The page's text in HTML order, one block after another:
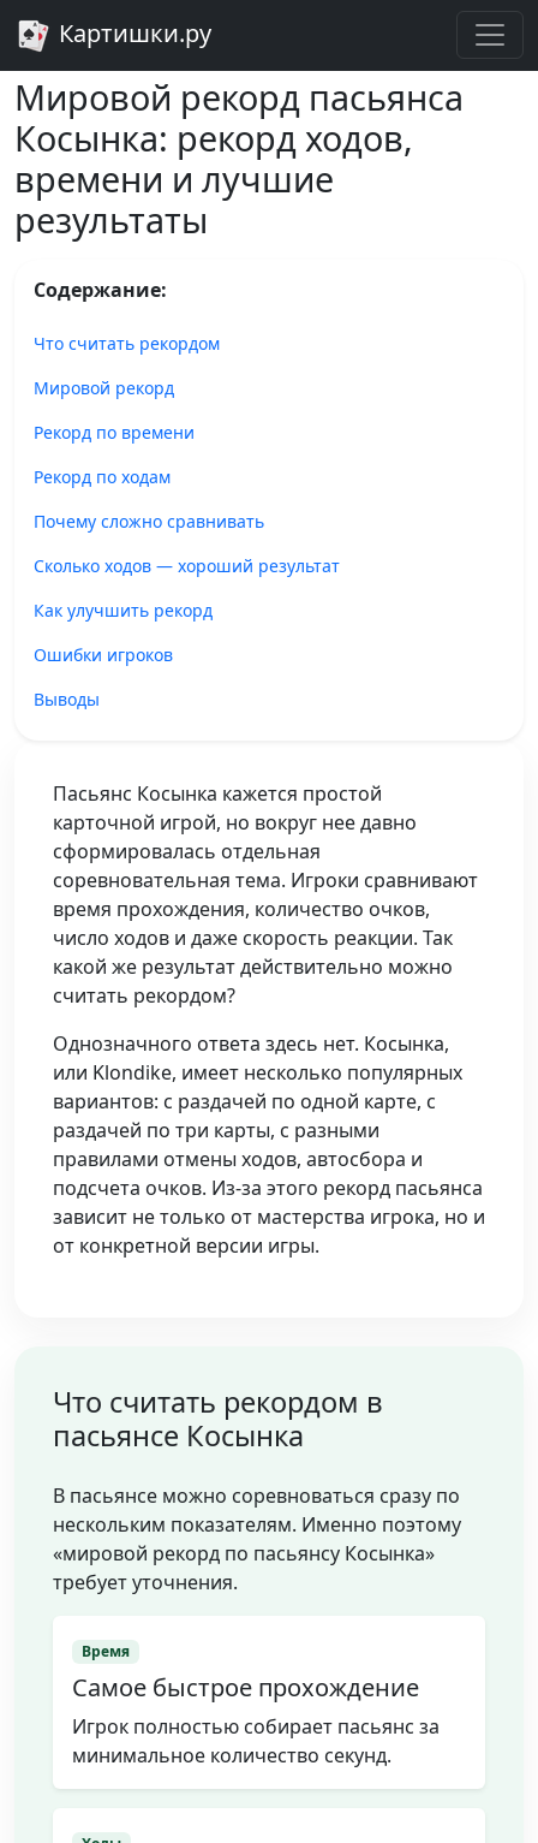
Картишки.ру
Главная Косынка Рекорды пасьянса Косынка
Мировой рекорд пасьянса
Косынка: рекорд ходов,
времени и лучшие
результаты
Содержание:
Что считать рекордом
Мировой рекорд
Рекорд по времени
Рекорд по ходам
Почему сложно сравнивать
Сколько ходов — хороший результат
Как улучшить рекорд
Ошибки игроков
Выводы
Пасьянс Косынка кажется простой
карточной игрой, но вокруг нее давно
сформировалась отдельная
соревновательная тема. Игроки сравнивают
время прохождения, количество очков,
число ходов и даже скорость реакции. Так
какой же результат действительно можно
считать рекордом?
Однозначного ответа здесь нет. Косынка,
или Klondike, имеет несколько популярных
вариантов: с раздачей по одной карте, с
раздачей по три карты, с разными
правилами отмены ходов, автосбора и
подсчета очков. Из-за этого рекорд пасьянса
зависит не только от мастерства игрока, но и
от конкретной версии игры.
Что считать рекордом в
пасьянсе Косынка
В пасьянсе можно соревноваться сразу по
нескольким показателям. Именно поэтому
«мировой рекорд по пасьянсу Косынка»
требует уточнения.
Время
Самое быстрое прохождение
Игрок полностью собирает пасьянс за
минимальное количество секунд.